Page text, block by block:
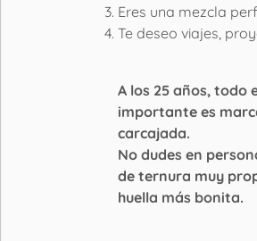
Eres una mezcla
Te deseo viajes,
A los 25 años, todo
importante es
carcajada.
No dudes en
de ternura muy
huella más bonita.